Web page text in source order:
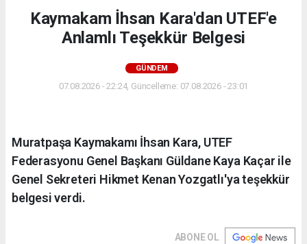
Kaymakam İhsan Kara'dan UTEF'e
Anlamlı Teşekkür Belgesi
GÜNDEM
07.08.2026 - 22:24, Güncelleme: 07.08.2026 - 23:01
Muratpaşa Kaymakamı İhsan Kara, UTEF
Federasyonu Genel Başkanı Güldane Kaya Kaçar ile
Genel Sekreteri Hikmet Kenan Yozgatlı'ya teşekkür
belgesi verdi.
ABONE OL